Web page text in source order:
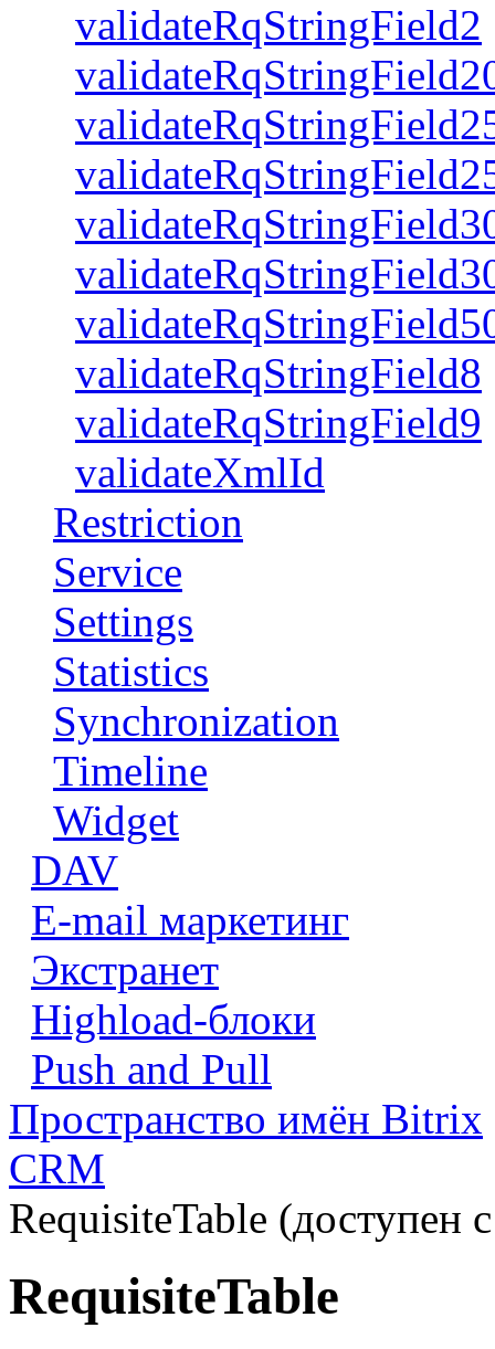
validateRqStringField2
validateRqStringField8
validateRqStringField9
validateXmlId
Restriction
Service
Settings
Statistics
Synchronization
Timeline
Widget
DAV
E-mail маркетинг
Экстранет
Highload-блоки
Push and Pull
Пространство имён Bitrix
CRM
RequisiteTable (доступен
RequisiteTable